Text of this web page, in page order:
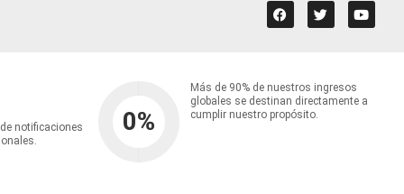
notificaciones
0%
Más de 90% de nuestros ingresos
globales se destinan directamente a
cumplir nuestro propósito.